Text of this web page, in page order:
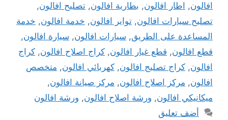
افالون, اطار افالون, بطارية افالون, تصليح افالون,
تصليح سيارات افالون, تواير افالون, خدمة افالون, خدمة
المساعدة على الطريق, سيارات افالون, سيارة افالون,
قطع افالون, قطع غيار افالون, كراج اصلاح افالون, كراج
افالون, كراج تصليج افالون, كهربائي افالون, متخصص
افالون, مركز اصلاح افالون, مركز صيانة افالون,
ميكانيكي افالون, ورشة اصلاح افالون, ورشة افالون
أضف تعليق